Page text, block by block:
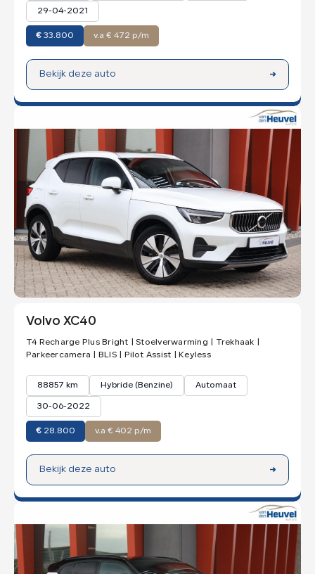
29-04-2021
€ 33.800 v.a € 472 p/m
Bekijk deze auto
Volvo XC40
T4 Recharge Plus Bright | Stoelverwarming | Trekhaak |
Parkeercamera | BLIS | Pilot Assist | Keyless
88857 km Hybride (Benzine) Automaat
30-06-2022
€ 28.800 v.a € 402 p/m
Bekijk deze auto